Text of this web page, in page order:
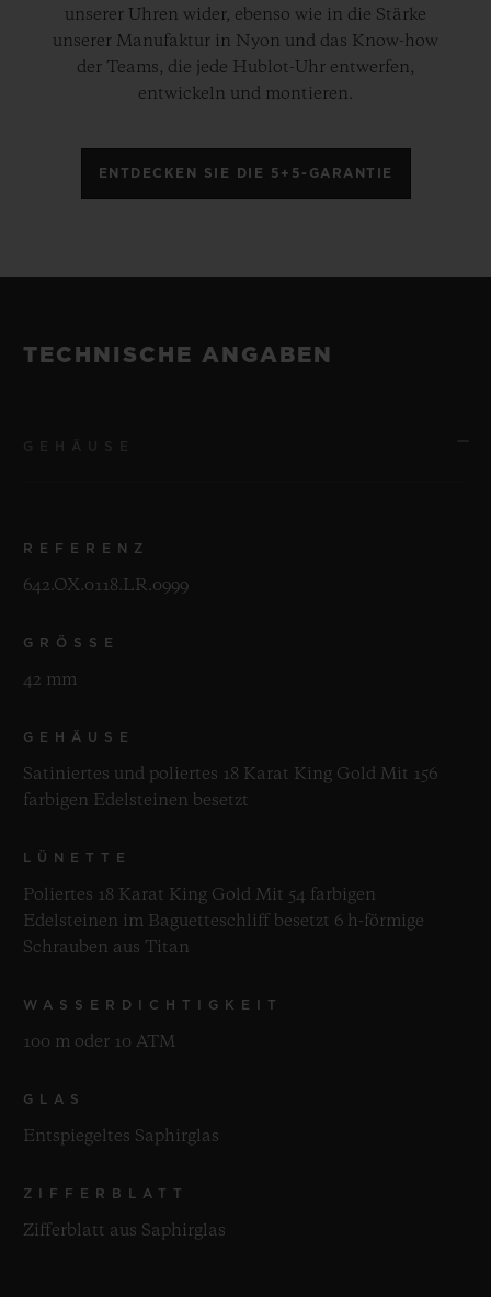
unserer Uhren wider, ebenso wie in die Stärke
unserer Manufaktur in Nyon und das Know-how
der Teams, die jede Hublot-Uhr entwerfen,
entwickeln und montieren.
ENTDECKEN SIE DIE 5+5-GARANTIE
TECHNISCHE ANGABEN
REFERENZ
642.OX.0118.LR.0999
GRÖSSE
42 mm
GEHÄUSE
Satiniertes und poliertes 18 Karat King Gold Mit 156
farbigen Edelsteinen besetzt
LÜNETTE
Poliertes 18 Karat King Gold Mit 54 farbigen
Edelsteinen im Baguetteschliff besetzt 6 h-förmige
Schrauben aus Titan
WASSERDICHTIGKEIT
100 m oder 10 ATM
GLAS
Entspiegeltes Saphirglas
ZIFFERBLATT
Zifferblatt aus Saphirglas